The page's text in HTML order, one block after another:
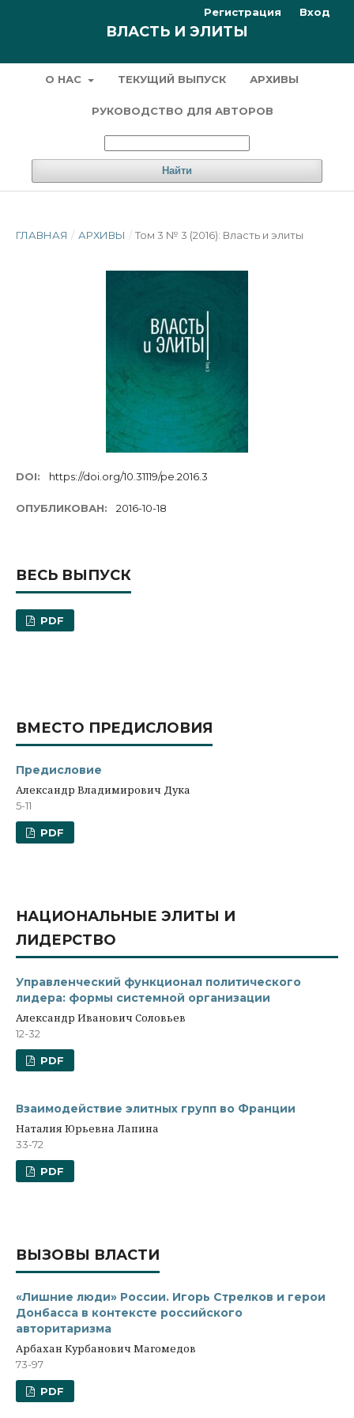
ВЛАСТЬ И ЭЛИТЫ
О НАС ТЕКУЩИЙ ВЫПУСК АРХИВЫ
РУКОВОДСТВО ДЛЯ АВТОРОВ
Найти
Регистрация Вход
ГЛАВНАЯ / АРХИВЫ / Том 3 № 3 (2016): Власть и элиты
DOI: https://doi.org/10.31119/pe.2016.3
ОПУБЛИКОВАН: 2016-10-18
ВЕСЬ ВЫПУСК
PDF
ВМЕСТО ПРЕДИСЛОВИЯ
Предисловие
Александр Владимирович Дука
5-11
PDF
НАЦИОНАЛЬНЫЕ ЭЛИТЫ И
ЛИДЕРСТВО
Управленческий функционал политического
лидера: формы системной организации
Александр Иванович Соловьев
12-32
PDF
Взаимодействие элитных групп во Франции
Наталия Юрьевна Лапина
33-72
PDF
ВЫЗОВЫ ВЛАСТИ
«Лишние люди» России. Игорь Стрелков и герои
Донбасса в контексте российского
авторитаризма
Арбахан Курбанович Магомедов
73-97
PDF